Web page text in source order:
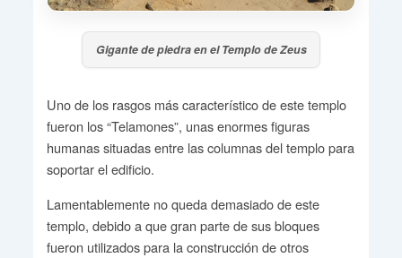
Gigante de piedra en el Templo de Zeus
Uno de los rasgos más característico de este templo
fueron los “Telamones”, unas enormes figuras
humanas situadas entre las columnas del templo para
soportar el edificio.
Lamentablemente no queda demasiado de este
templo, debido a que gran parte de sus bloques
fueron utilizados para la construcción de otros